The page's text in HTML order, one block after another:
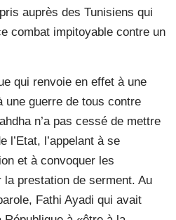
auprès des Tunisiens qui
combat impitoyable contre un
qui renvoie en effet à une
une guerre de tous contre
n’a pas cessé de mettre
l’Etat, l’appelant à se
et à convoquer les
prestation de serment. Au
Fathi Ayadi qui avait